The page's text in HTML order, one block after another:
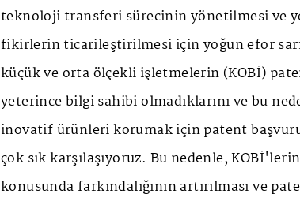
teknoloji transferi sürecinin yönetilmesi ve
fikirlerin ticarileştirilmesi için yoğun efor
küçük ve orta ölçekli işletmelerin (KOBİ)
yeterince bilgi sahibi olmadıklarını ve bu
inovatif ürünleri korumak için patent
çok sık karşılaşıyoruz. Bu nedenle,
konusunda farkındalığının artırılması ve